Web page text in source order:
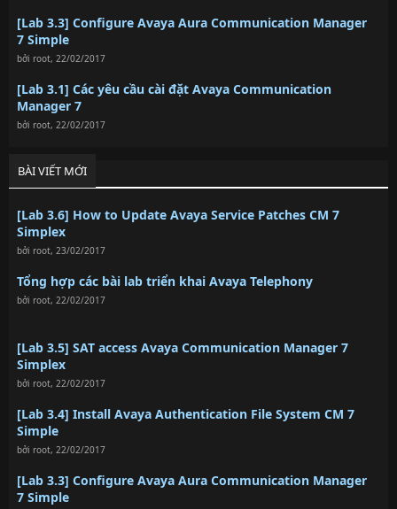
[Lab 3.3] Configure Avaya Aura Communication Manager
7 Simple
bởi root, 22/02/2017
[Lab 3.1] Các yêu cầu cài đặt Avaya Communication
Manager 7
bởi root, 22/02/2017
BÀI VIẾT MỚI
[Lab 3.6] How to Update Avaya Service Patches CM 7
Simplex
bởi root, 23/02/2017
Tổng hợp các bài lab triển khai Avaya Telephony
bởi root, 22/02/2017
[Lab 3.5] SAT access Avaya Communication Manager 7
Simplex
bởi root, 22/02/2017
[Lab 3.4] Install Avaya Authentication File System CM 7
Simple
bởi root, 22/02/2017
[Lab 3.3] Configure Avaya Aura Communication Manager
7 Simple